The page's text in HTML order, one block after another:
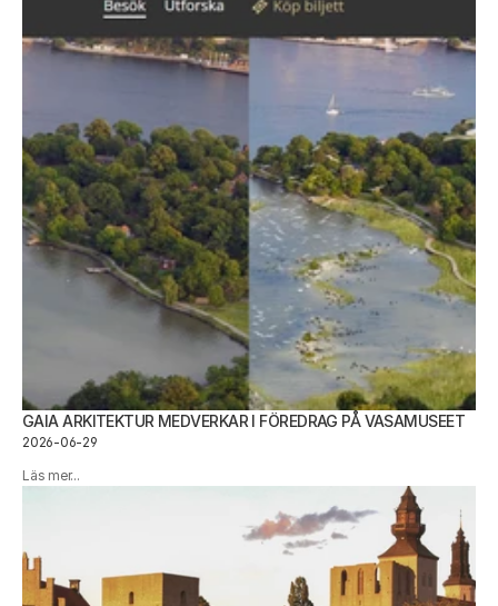
GAIA ARKITEKTUR MEDVERKAR I FÖREDRAG PÅ VASAMUSEET
2026-06-29
Läs mer...